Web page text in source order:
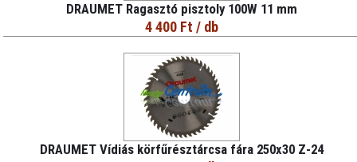
DRAUMET Ragasztó pisztoly 100W 11 mm
4 400 Ft / db
DRAUMET Vídiás körfűrésztárcsa fára 250x30 Z-24